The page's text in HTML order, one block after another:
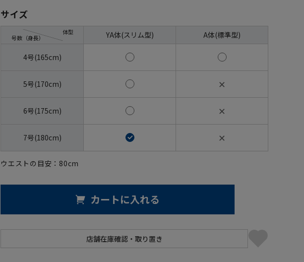
サイズ
号数（身長）
体型 YA体(スリム型) A体(標準型)
4号(165cm)
5号(170cm) ✕
6号(175cm) ✕
7号(180cm) ✕
ウエストの目安： 80cm
カートに入れる